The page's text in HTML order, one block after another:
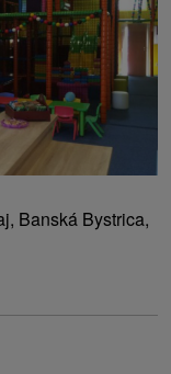
Banská Bystrica,